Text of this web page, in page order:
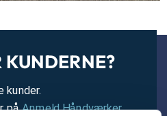
KUNDERNE?
kunder.
påAnmeld Håndværker.